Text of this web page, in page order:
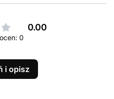
0.00
0
i opisz